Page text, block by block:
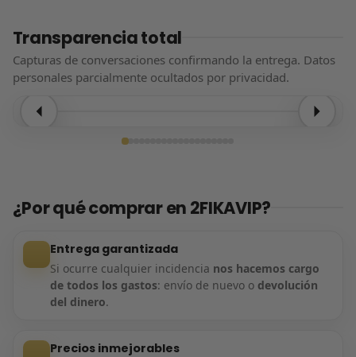
Transparencia total
Capturas de conversaciones confirmando la entrega. Datos
personales parcialmente ocultados por privacidad.
¿Por qué comprar en 2FIKAVIP?
Entrega garantizada
Si ocurre cualquier incidencia nos hacemos cargo
de todos los gastos: envío de nuevo o devolución
del dinero.
Precios inmejorables